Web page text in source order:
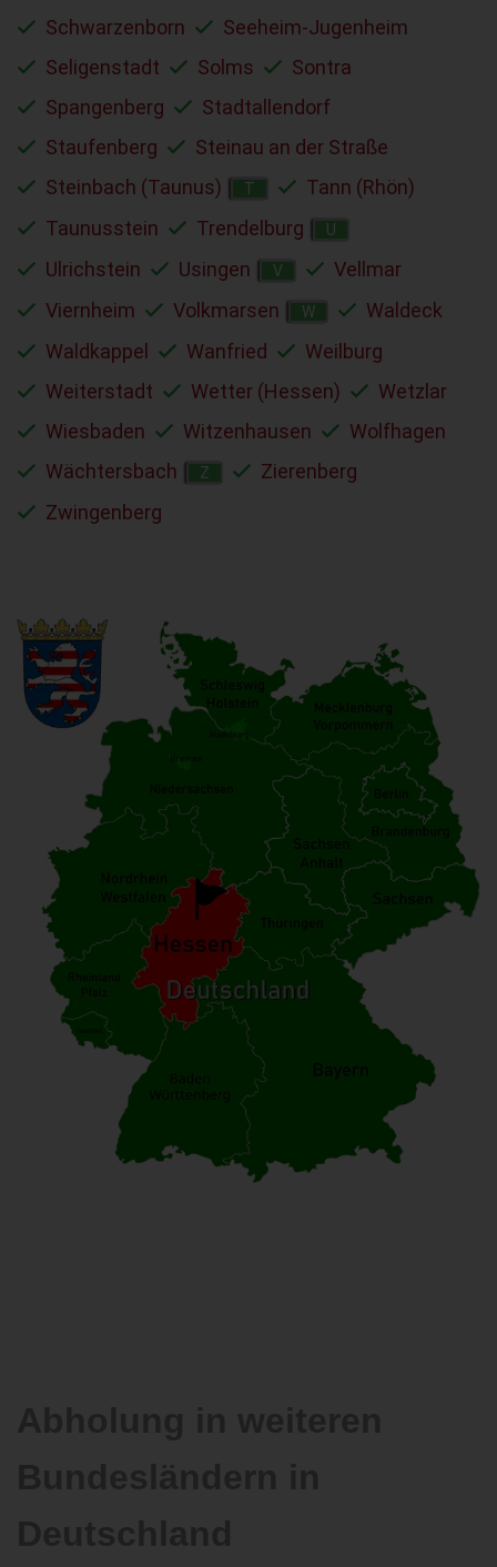
Schwarzenborn
Seeheim-Jugenheim
Seligenstadt
Solms
Sontra
Spangenberg
Stadtallendorf
Staufenberg
Steinau an der Straße
Steinbach (Taunus)
T
Tann (Rhön)
Taunusstein
Trendelburg U
Ulrichstein Usingen V
Vellmar
Viernheim
Volkmarsen W
Waldeck
Waldkappel
Wanfried
Weilburg
Weiterstadt
Wetter (Hessen)
Wetzlar
Wiesbaden
Witzenhausen
Wolfhagen
Wächtersbach
Z
Zierenberg
Zwingenberg